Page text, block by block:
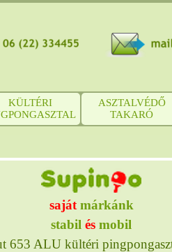
KÜLTÉRI
ASZTALVÉDŐ
TAKARÓ
saját márkánk
stabil és mobil
653 ALU kültéri